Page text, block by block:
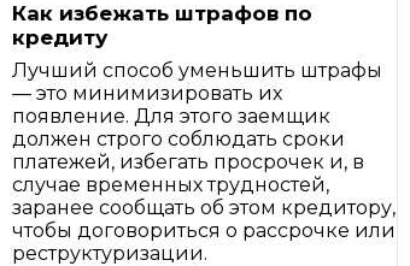
Как избежать штрафов по
кредиту
Лучший способ уменьшить штрафы
— это минимизировать их
появление. Для этого заемщик
должен строго соблюдать сроки
платежей, избегать просрочек и, в
случае временных трудностей,
заранее сообщать об этом кредитору,
чтобы договориться о рассрочке или
реструктуризации.